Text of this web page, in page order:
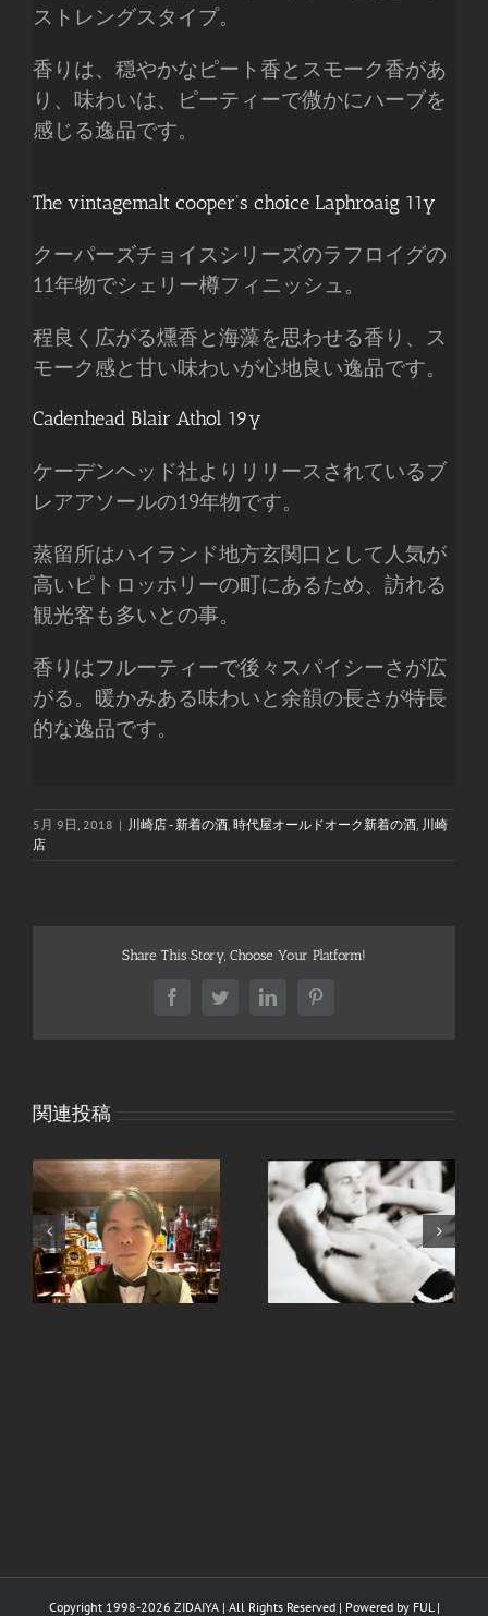
ストレングスタイプ。
香りは、穏やかなピート香とスモーク香があ
り、味わいは、ピーティーで微かにハーブを
感じる逸品です。
The vintagemalt cooper’s choice Laphroaig 11y
クーパーズチョイスシリーズのラフロイグの
11年物でシェリー樽フィニッシュ。
程良く広がる燻香と海藻を思わせる香り、ス
モーク感と甘い味わいが心地良い逸品です。
Cadenhead Blair Athol 19y
ケーデンヘッド社よりリリースされているブ
レアアソールの19年物です。
蒸留所はハイランド地方玄関口として人気が
高いピトロッホリーの町にあるため、訪れる
観光客も多いとの事。
香りはフルーティーで後々スパイシーさが広
がる。暖かみある味わいと余韻の長さが特長
的な逸品です。
5月 9日, 2018 | 川崎店 - 新着の酒, 時代屋オールドオーク新着の酒, 川崎
店
Share This Story, Choose Your Platform!
FacebookTwitterLinkedInPinterest
関連投稿
継続は力なり。
手ピカジェルととうも
ろこし
Copyright 1998-2026 ZIDAIYA | All Rights Reserved | Powered by FUL |